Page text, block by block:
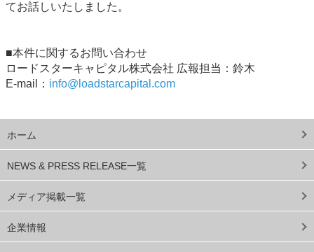
ホーム
NEWS & PRESS RELEASE一覧
メディア掲載一覧
企業情報
てお話しいたしました。
■本件に関するお問い合わせ
ロードスターキャピタル株式会社 広報担当：鈴木
E-mail： info@loadstarcapital.com